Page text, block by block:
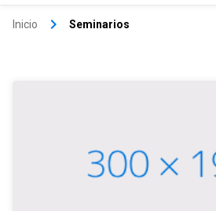
Inicio keyboard_arrow_right Seminarios